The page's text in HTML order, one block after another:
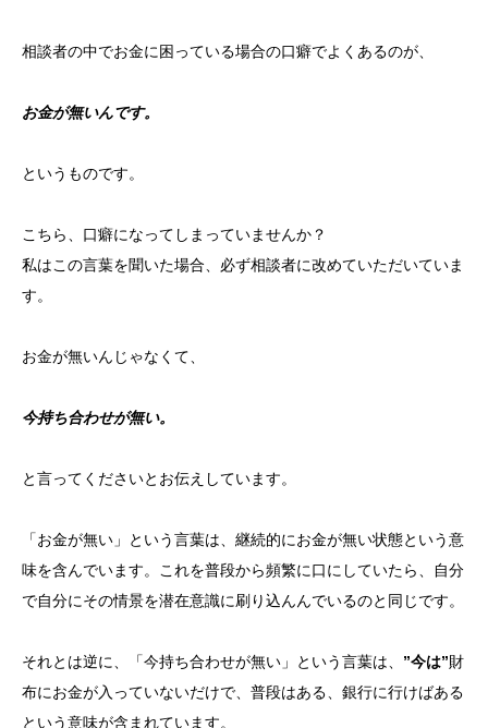
相談者の中でお金に困っている場合の口癖でよくあるのが、
お金が無いんです。
というものです。
こちら、口癖になってしまっていませんか？
私はこの言葉を聞いた場合、必ず相談者に改めていただいていま
す。
お金が無いんじゃなくて、
今持ち合わせが無い。
と言ってくださいとお伝えしています。
「お金が無い」という言葉は、継続的にお金が無い状態という意
味を含んでいます。これを普段から頻繁に口にしていたら、自分
で自分にその情景を潜在意識に刷り込んんでいるのと同じです。
それとは逆に、「今持ち合わせが無い」という言葉は、 ”今は”財
布にお金が入っていないだけで、普段はある、銀行に行けばある
という意味が含まれています。